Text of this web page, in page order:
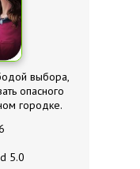
выбора,
опасного
городке.
5.0